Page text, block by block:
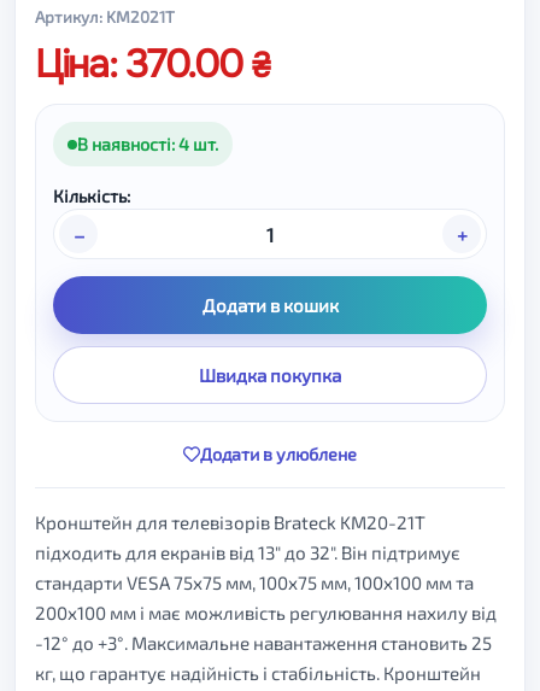
Артикул: KM2021T
Ціна: 370.00
В наявності: 4 шт.
Кількість:
– +
Додати в кошик
Швидка покупка
Додати в улюблене
Кронштейн для телевізорів Brateck KM20-21T
підходить для екранів від 13" до 32". Він підтримує
стандарти VESA 75x75 мм, 100x75 мм, 100x100 мм та
200x100 мм і має можливість регулювання нахилу від
-12° до +3°. Максимальне навантаження становить 25
кг, що гарантує надійність і стабільність. Кронштейн